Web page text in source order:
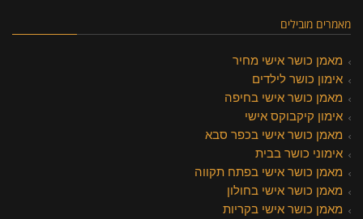
מאמרים מובילים
מאמן כושר אישי מחיר
אימון כושר לילדים
מאמן כושר אישי בחיפה
אימון קיקבוקס אישי
מאמן כושר אישי בכפר סבא
אימוני כושר בבית
מאמן כושר אישי בפתח תקווה
מאמן כושר אישי בחולון
מאמן כושר אישי בקריות